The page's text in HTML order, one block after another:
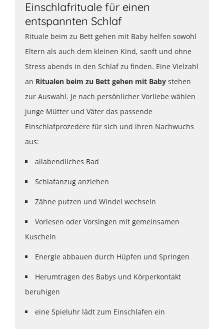
Einschlafrituale für einen
entspannten Schlaf
Rituale beim zu Bett gehen mit Baby helfen sowohl
Eltern als auch dem kleinen Kind, sanft und ohne
Stress abends in den Schlaf zu finden. Eine Vielzahl
an Ritualen beim zu Bett gehen mit Baby stehen
zur Auswahl. Je nach persönlicher Vorliebe wählen
junge Mütter und Väter das passende
Einschlafprozedere für sich und ihren Nachwuchs
aus:
allabendliches Bad
Schlafanzug anziehen
Zähne putzen und Windel wechseln
Vorlesen oder Vorsingen mit gemeinsamen
Kuscheln
Energie abbauen durch Hüpfen und Springen
Herumtragen des Babys und Körperkontakt
beruhigen
eine Spieluhr lädt zum Einschlafen ein